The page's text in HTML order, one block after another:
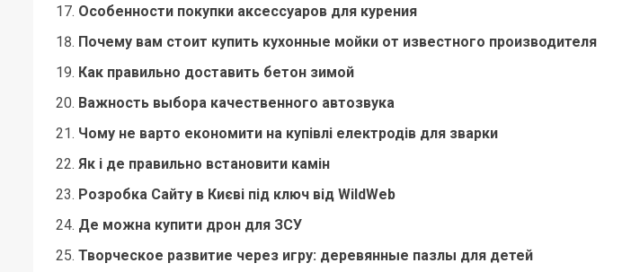
Особенности покупки аксессуаров для курения
Почему вам стоит купить кухонные мойки от известного производителя
Как правильно доставить бетон зимой
Важность выбора качественного автозвука
Чому не варто економити на купівлі електродів для зварки
Як і де правильно встановити камін
Розробка Сайту в Києві під ключ від WildWeb
Де можна купити дрон для ЗСУ
Творческое развитие через игру: деревянные пазлы для детей